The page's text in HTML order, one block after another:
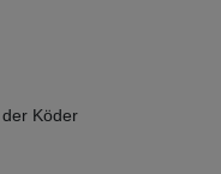
Köder